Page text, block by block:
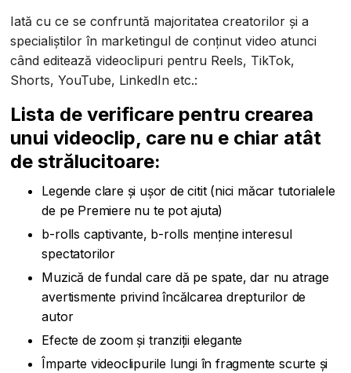
Iată cu ce se confruntă majoritatea creatorilor și a
specialiștilor în marketingul de conținut video atunci
când editează videoclipuri pentru Reels, TikTok,
Shorts, YouTube, LinkedIn etc.:
Lista de verificare pentru crearea
unui videoclip, care nu e chiar atât
de strălucitoare:
Legende clare și ușor de citit (nici măcar tutorialele
de pe Premiere nu te pot ajuta)
b-rolls captivante, b-rolls menține interesul
spectatorilor
Muzică de fundal care dă pe spate, dar nu atrage
avertismente privind încălcarea drepturilor de
autor
Efecte de zoom și tranziții elegante
Împarte videoclipurile lungi în fragmente scurte și